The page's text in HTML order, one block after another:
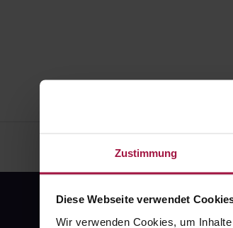
Zustimmung
Diese Webseite verwendet
Wir verwenden Cookies, um